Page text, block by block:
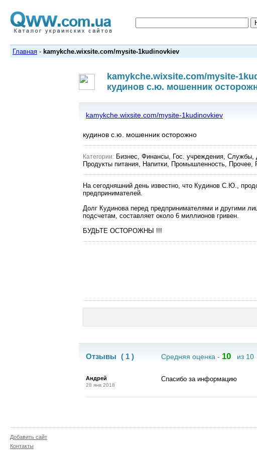
Главная - kamykche.wixsite.com/mysite-1kudinovkiev
kamykche.wixsite.com/mysite-
кудинов с.ю. мошенник
kamykche.wixsite.com/mysite-1kudinovkiev
кудинов с.ю. мошенник осторожно
Категории: Бизнес, Финансы, Гос. учреждения, Службы,
Продукты питания, Напитки, Промышленность,
На сегодняшний день известно, что Кудинов С.Ю.,
предпринимателей.
Долг Кудинова перед предпринимателями и другими
подсчетам, составляет около 6 миллионов гривен.
БУДЬТЕ ОСТОРОЖНЫ !!!
Отзывы ( 1 ) Средняя оценка - 10 из 10
Андрей
28 янв 2018
Спасибо за информацию
Добавить сайт
Контакты